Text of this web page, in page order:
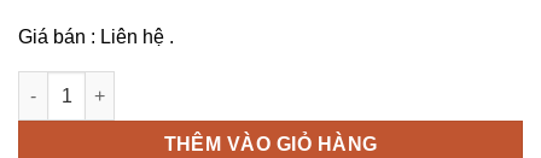
Giá bán : Liên hệ .
Xe nâng điện 3 bánh 1.6 tấn FB16TCB số lượng
THÊM VÀO GIỎ HÀNG